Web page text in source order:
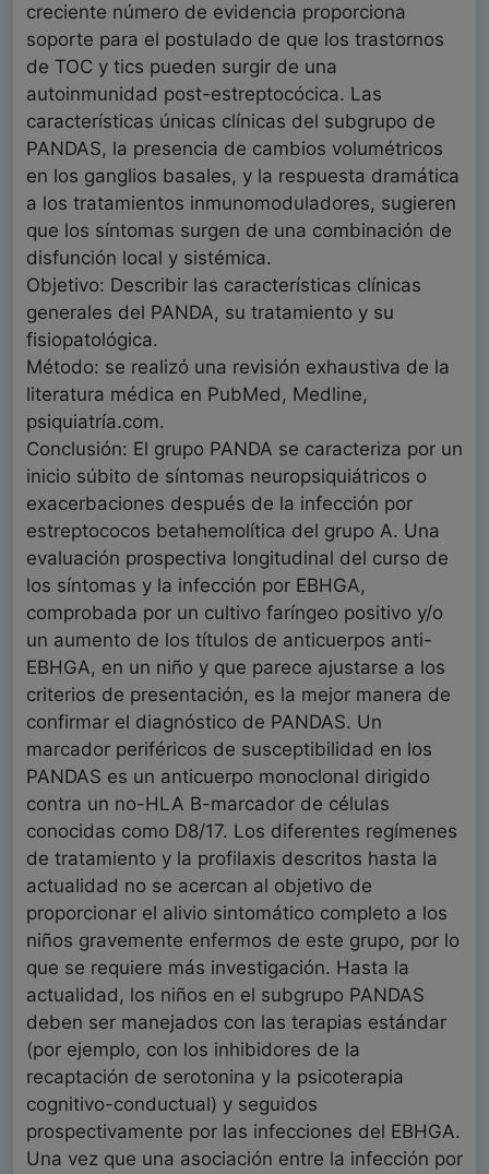
creciente número de evidencia proporciona
soporte para el postulado de que los trastornos
de TOC y tics pueden surgir de una
autoinmunidad post-estreptocócica. Las
características únicas clínicas del subgrupo de
PANDAS, la presencia de cambios volumétricos
en los ganglios basales, y la respuesta dramática
a los tratamientos inmunomoduladores, sugieren
que los síntomas surgen de una combinación de
disfunción local y sistémica.
Objetivo: Describir las características clínicas
generales del PANDA, su tratamiento y su
fisiopatológica.
Método: se realizó una revisión exhaustiva de la
literatura médica en PubMed, Medline,
psiquiatría.com.
Conclusión: El grupo PANDA se caracteriza por un
inicio súbito de síntomas neuropsiquiátricos o
exacerbaciones después de la infección por
estreptococos betahemolítica del grupo A. Una
evaluación prospectiva longitudinal del curso de
los síntomas y la infección por EBHGA,
comprobada por un cultivo faríngeo positivo y/o
un aumento de los títulos de anticuerpos anti-
EBHGA, en un niño y que parece ajustarse a los
criterios de presentación, es la mejor manera de
confirmar el diagnóstico de PANDAS. Un
marcador periféricos de susceptibilidad en los
PANDAS es un anticuerpo monoclonal dirigido
contra un no-HLA B-marcador de células
conocidas como D8/17. Los diferentes regímenes
de tratamiento y la profilaxis descritos hasta la
actualidad no se acercan al objetivo de
proporcionar el alivio sintomático completo a los
niños gravemente enfermos de este grupo, por lo
que se requiere más investigación. Hasta la
actualidad, los niños en el subgrupo PANDAS
deben ser manejados con las terapias estándar
(por ejemplo, con los inhibidores de la
recaptación de serotonina y la psicoterapia
cognitivo-conductual) y seguidos
prospectivamente por las infecciones del EBHGA.
Una vez que una asociación entre la infección por